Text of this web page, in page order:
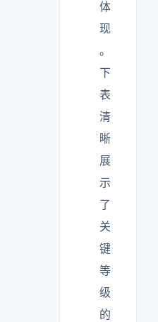
体
现
。
下
表
清
晰
展
示
了
关
键
等
级
的